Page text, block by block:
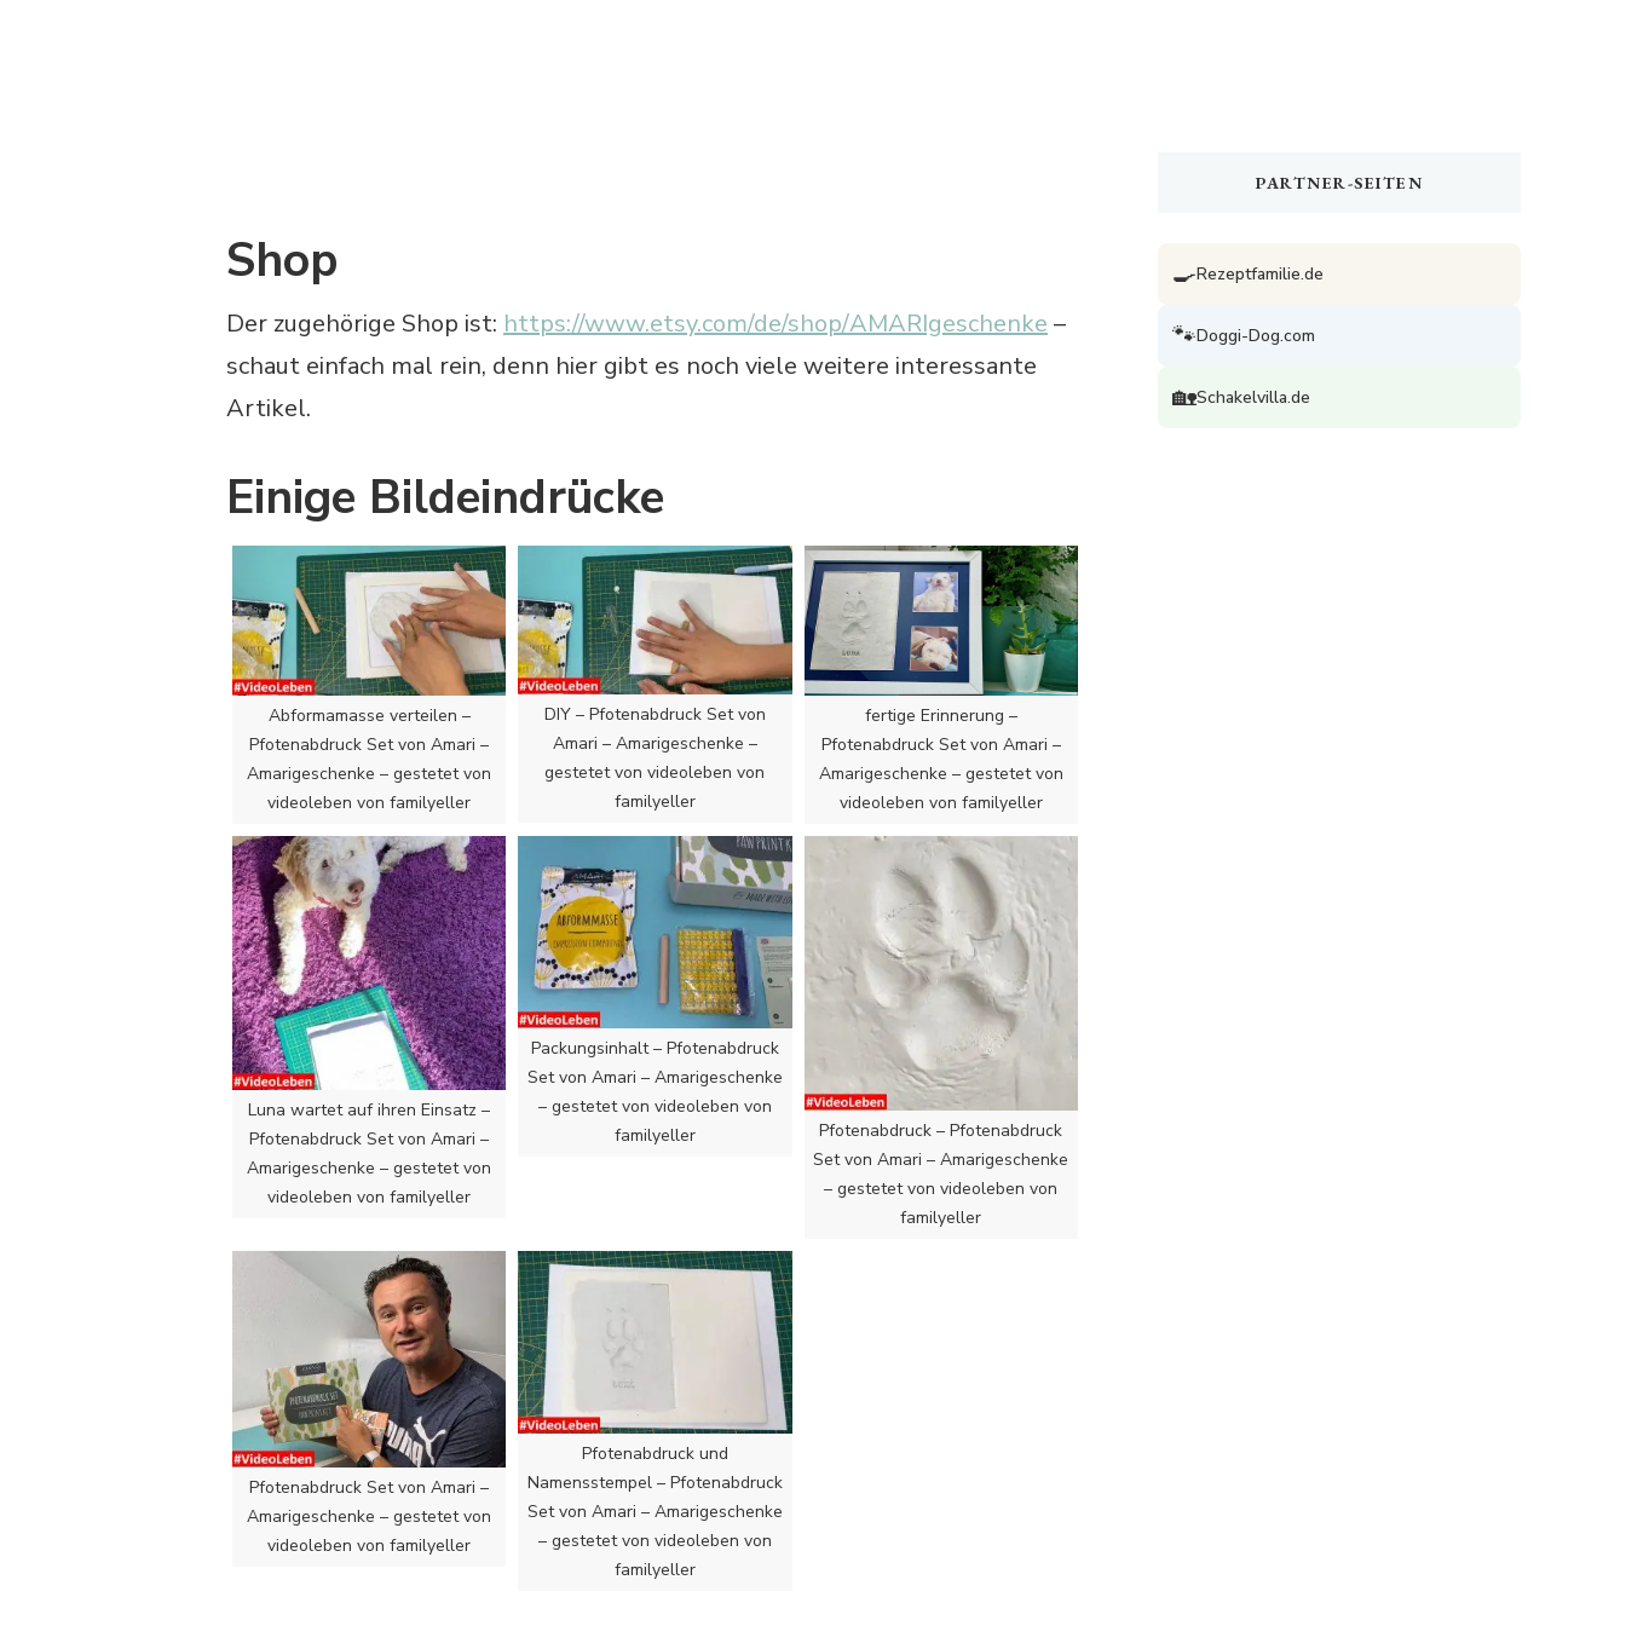
Shop
Der zugehörige Shop ist: https://www.etsy.com/de/shop/AMARIgeschenke –
schaut einfach mal rein, denn hier gibt es noch viele weitere interessante
Artikel.
Einige Bildeindrücke
Abformamasse verteilen –
Pfotenabdruck Set von Amari –
Amarigeschenke – gestetet von
videoleben von familyeller
DIY – Pfotenabdruck Set von
Amari – Amarigeschenke –
gestetet von videoleben von
familyeller
fertige Erinnerung –
Pfotenabdruck Set von Amari –
Amarigeschenke – gestetet von
videoleben von familyeller
Luna wartet auf ihren Einsatz –
Pfotenabdruck Set von Amari –
Amarigeschenke – gestetet von
videoleben von familyeller
Packungsinhalt – Pfotenabdruck
Set von Amari – Amarigeschenke
– gestetet von videoleben von
familyeller
Pfotenabdruck – Pfotenabdruck
Set von Amari – Amarigeschenke
– gestetet von videoleben von
familyeller
Pfotenabdruck Set von Amari –
Amarigeschenke – gestetet von
videoleben von familyeller
Pfotenabdruck und
Namensstempel – Pfotenabdruck
Set von Amari – Amarigeschenke
– gestetet von videoleben von
familyeller
PARTNER-SEITEN
🍳Rezeptfamilie.de
🐾Doggi-Dog.com
🏡Schakelvilla.de